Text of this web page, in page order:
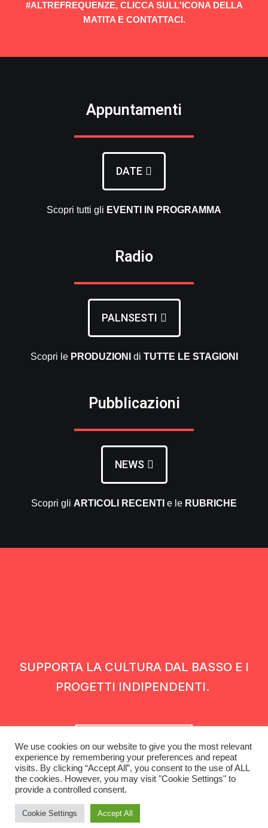
#ALTREFREQUENZE, CLICCA SULL'ICONA DELLA
MATITA E CONTATTACI.
Appuntamenti
DATE
Scopri tutti gli EVENTI IN PROGRAMMA
Radio
PALNSESTI
Scopri le PRODUZIONI di TUTTE LE STAGIONI
Pubblicazioni
NEWS
Scopri gli ARTICOLI RECENTI e le RUBRICHE
SUPPORTA LA CULTURA DAL BASSO E I
PROGETTI INDIPENDENTI.
We use cookies on our website to give you the most relevant
experience by remembering your preferences and repeat
visits. By clicking “Accept All”, you consent to the use of ALL
the cookies. However, you may visit "Cookie Settings" to
provide a controlled consent.
Cookie Settings Accept All